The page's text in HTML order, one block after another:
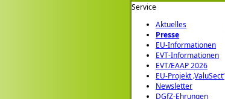
Service
Aktuelles
Presse
EU-Informationen
EVT-Informationen
EVT/EAAP 2026
EU-Projekt ‚ValuSect‘
Newsletter
DGfZ-Ehrungen